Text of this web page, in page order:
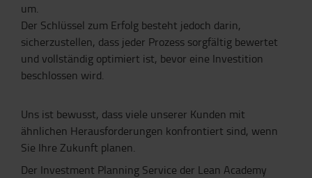
um.
Der Schlüssel zum Erfolg besteht jedoch darin,
sicherzustellen, dass jeder Prozess sorgfältig bewertet
und vollständig optimiert ist, bevor eine Investition
beschlossen wird.
Uns ist bewusst, dass viele unserer Kunden mit
ähnlichen Herausforderungen konfrontiert sind, wenn
Sie Ihre Zukunft planen.
Der Investment Planning Service der Lean Academy